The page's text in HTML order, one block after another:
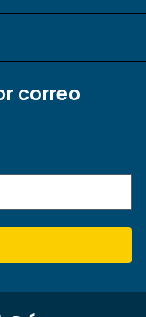
correo